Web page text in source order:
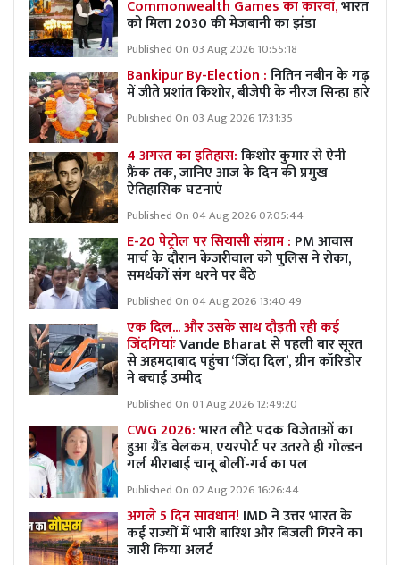
Commonwealth Games का कारवां,भारत
को मिला 2030 की मेजबानी का झंडा
Published On 03 Aug 2026 10:55:18
Bankipur By-Election :नितिन नबीन के गढ़
में जीते प्रशांत किशोर, बीजेपी के नीरज सिन्हा हारे
Published On 03 Aug 2026 17:31:35
4 अगस्त का इतिहास:किशोर कुमार से ऐनी
फ्रैंक तक, जानिए आज के दिन की प्रमुख
ऐतिहासिक घटनाएं
Published On 04 Aug 2026 07:05:44
E-20 पेट्रोल पर सियासी संग्राम : PM आवास
मार्च के दौरान केजरीवाल को पुलिस ने रोका,
समर्थकों संग धरने पर बैठे
Published On 04 Aug 2026 13:40:49
एक दिल... और उसके साथ दौड़ती रही कई
जिंदगियांःVande Bharat से पहली बार सूरत
से अहमदाबाद पहुंचा ‘जिंदा दिल’, ग्रीन कॉरिडोर
ने बचाई उम्मीद
Published On 01 Aug 2026 12:49:20
CWG 2026:भारत लौटे पदक विजेताओं का
हुआ ग्रैंड वेलकम, एयरपोर्ट पर उतरते ही गोल्डन
गर्ल मीराबाई चानू बोलीं-गर्व का पल
Published On 02 Aug 2026 16:26:44
अगले 5 दिन सावधान! IMD ने उत्तर भारत के
कई राज्यों में भारी बारिश और बिजली गिरने का
जारी किया अलर्ट